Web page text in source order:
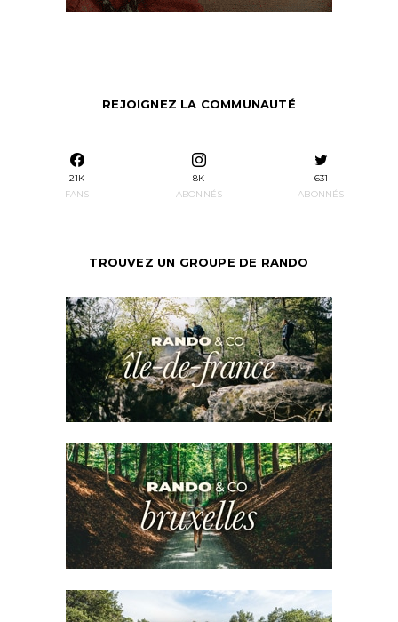
REJOIGNEZ LA COMMUNAUTÉ
21K
FANS
8K
ABONNÉS
631
ABONNÉS
TROUVEZ UN GROUPE DE RANDO